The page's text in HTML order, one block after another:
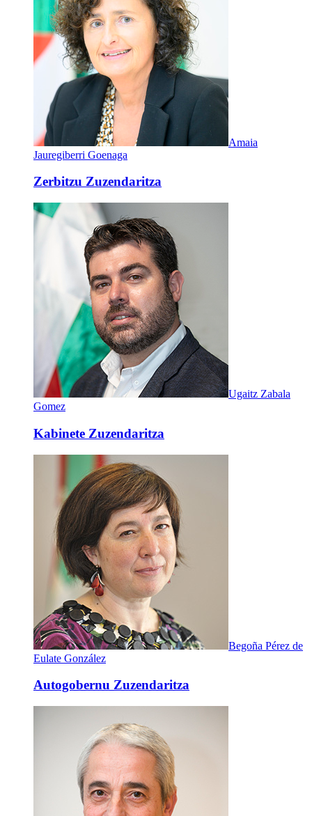
Amaia
Jauregiberri Goenaga
Zerbitzu Zuzendaritza
Ugaitz Zabala
Gomez
Kabinete Zuzendaritza
Begoña Pérez de
Eulate González
Autogobernu Zuzendaritza